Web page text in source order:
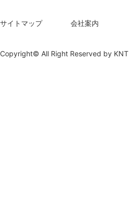
サイトマップ 会社案内
Copyright© All Right Reserved by